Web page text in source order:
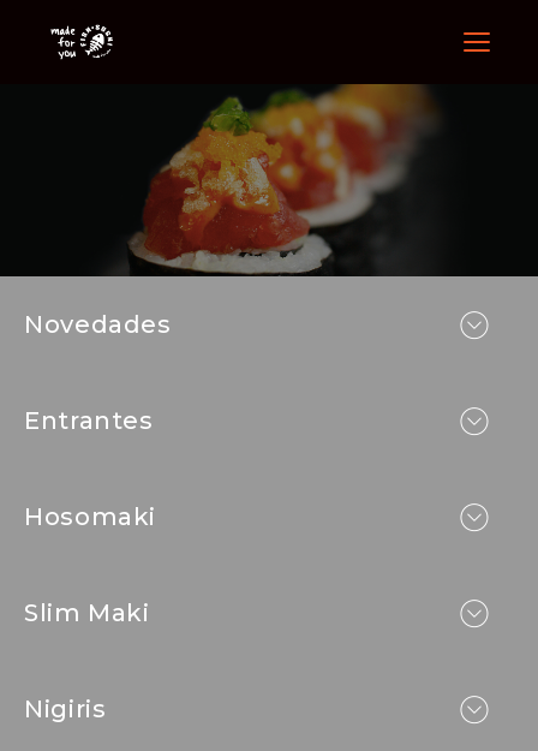
Menu
Nuestra
Novedades
Entrantes
Hosomaki
Slim Maki
Nigiris